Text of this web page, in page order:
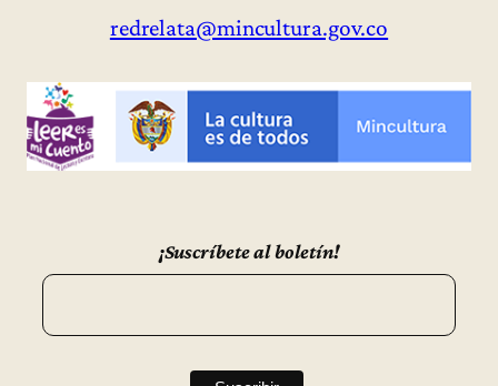
redrelata@mincultura.gov.co
¡Suscríbete al boletín!